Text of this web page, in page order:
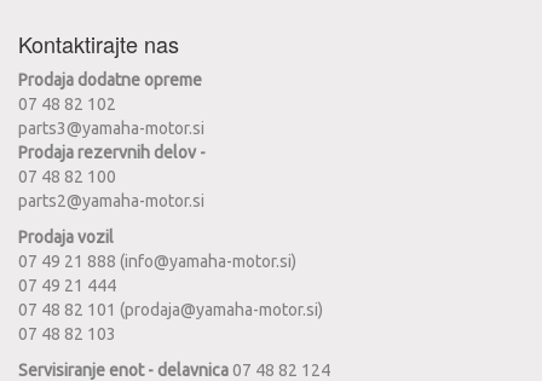
Kontaktirajte nas
Prodaja dodatne opreme
07 48 82 102
parts3@yamaha-motor.si
Prodaja rezervnih delov -
07 48 82 100
parts2@yamaha-motor.si
Prodaja vozil
07 49 21 888 (info@yamaha-motor.si)
07 49 21 444
07 48 82 101 (prodaja@yamaha-motor.si)
07 48 82 103
Servisiranje enot - delavnica07 48 82 124